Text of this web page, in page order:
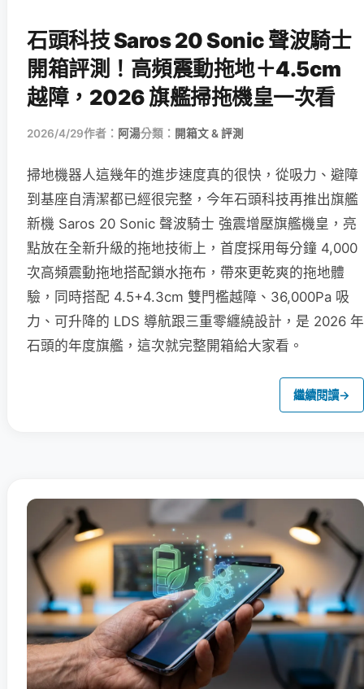
石頭科技 Saros 20 Sonic 聲波騎士
開箱評測！高頻震動拖地＋4.5cm
越障，2026 旗艦掃拖機皇一次看
2026/4/29作者： 阿湯分類： 開箱文 & 評測
掃地機器人這幾年的進步速度真的很快，從吸力、避障
到基座自清潔都已經很完整，今年石頭科技再推出旗艦
新機 Saros 20 Sonic 聲波騎士 強震增壓旗艦機皇，亮
點放在全新升級的拖地技術上，首度採用每分鐘 4,000
次高頻震動拖地搭配鎖水拖布，帶來更乾爽的拖地體
驗，同時搭配 4.5+4.3cm 雙門檻越障、36,000Pa 吸
力、可升降的 LDS 導航跟三重零纏繞設計，是 2026 年
石頭的年度旗艦，這次就完整開箱給大家看。
繼續閱讀→